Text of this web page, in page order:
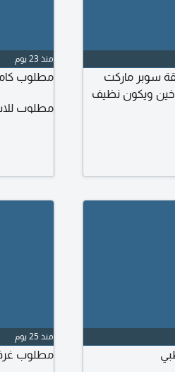
غرب 3 أو في منطقة سوبر ماركت
ويكون نظيف
منذ 23 يوم
مطلوب
مطلوب
منذ 25 يوم
مطلوب